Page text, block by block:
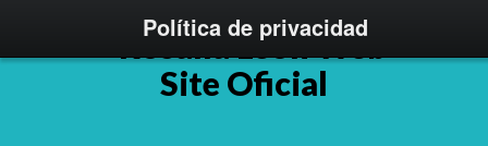
Política de privacidad